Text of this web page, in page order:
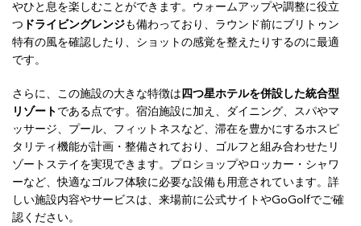
やひと息を楽しむことができます。ウォームアップや調整に役立
つ ドライビングレンジも備わっており、ラウンド前にブリトゥン
特有の風を確認したり、ショットの感覚を整えたりするのに最適
です。
さらに、この施設の大きな特徴は 四つ星ホテルを併設した統合型
リゾート である点です。宿泊施設に加え、ダイニング、スパやマ
ッサージ、プール、フィットネスなど、滞在を豊かにするホスピ
タリティ機能が計画・整備されており、ゴルフと組み合わせたリ
ゾートステイを実現できます。プロショップやロッカー・シャワ
ーなど、快適なゴルフ体験に必要な設備も用意されています。詳
しい施設内容やサービスは、来場前に公式サイトやGoGolfでご確
認ください。